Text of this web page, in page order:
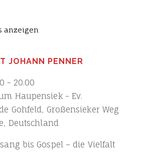
anzeigen
JOHANN PENNER
- 20.00
Haupensiek - Ev.
Gohfeld, Großensieker Weg
Deutschland
bis Gospel – die Vielfalt